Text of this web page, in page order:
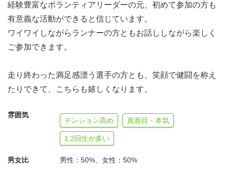
経験豊富なボランティアリーダーの元、初めて参加の方も
有意義な活動ができると信じています。
ワイワイしながらランナーの方ともお話ししながら楽しく
ご参加できます。
走り終わった満足感漂う選手の方とも、笑顔で健闘を称え
たりできて、こちらも嬉しくなります。
雰囲気
テンション高め 真面目・本気
1,2回生が多い
男女比 男性：50%、女性：50%